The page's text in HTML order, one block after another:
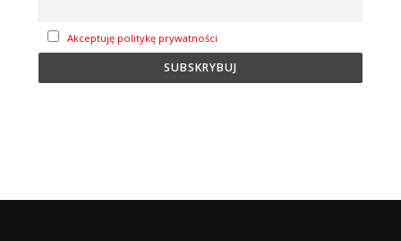
Akceptuję politykę prywatności